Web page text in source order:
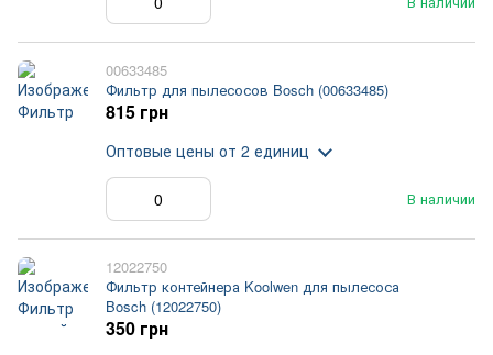
00633485
Фильтр для пылесосов Bosch (00633485)
В наличии
815 грн
Оптовые цены от 2 единиц
12022750
Фильтр контейнера Koolwen для пылесоса
Bosch (12022750)
350 грн